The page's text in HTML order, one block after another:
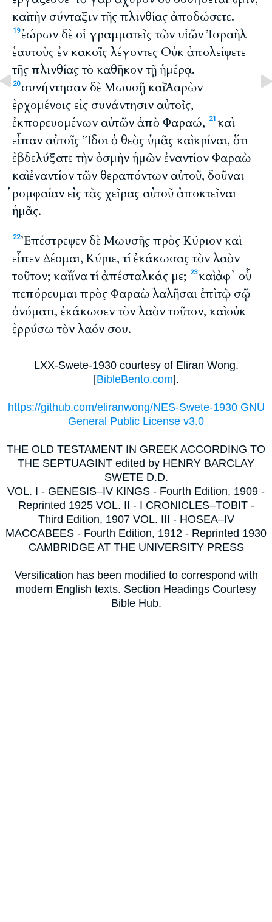
καὶ τὴν σύνταξιν τῆς πλινθίας ἀποδώσετε.
19 ἑώρων δὲ οἱ γραμματεῖς τῶν υἱῶν Ἰσραὴλ
ἑαυτοὺς ἐν κακοῖς λέγοντες Οὐκ ἀπολείψετε
τῆς πλινθίας τὸ καθῆκον τῇ ἡμέρᾳ.
20 συνήντησαν δὲ Μωυσῇ καὶ Ἀαρὼν
ἐρχομένοις εἰς συνάντησιν αὐτοῖς,
ἐκπορευομένων αὐτῶν ἀπὸ Φαραώ,
21 καὶ
εἶπαν αὐτοῖς Ἴδοι ὁ θεὸς ὑμᾶς καὶ κρίναι, ὅτι
ἐβδελύξατε τὴν ὀσμὴν ἡμῶν ἐναντίον Φαραὼ
καὶ ἐναντίον τῶν θεραπόντων αὐτοῦ, δοῦναι
ῥομφαίαν εἰς τὰς χεῖρας αὐτοῦ ἀποκτεῖναι
ἡμᾶς.
22Ἐπέστρεψεν δὲ Μωυσῆς πρὸς Κύριον καὶ
εἶπεν Δέομαι, Κύριε, τί ἐκάκωσας τὸν λαὸν
τοῦτον; καὶ ἵνα τί ἀπέσταλκάς με;
23καὶ ἀφ᾽ οὗ
πεπόρευμαι πρὸς Φαραὼ λαλῆσαι ἐπὶ τῷ σῷ
ὀνόματι, ἐκάκωσεν τὸν λαὸν τοῦτον, καὶ οὐκ
ἐρρύσω τὸν λαόν σου.
LXX-Swete-1930 courtesy of Eliran Wong.
[BibleBento.com].
https://github.com/eliranwong/NES-Swete-1930 GNU
General Public License v3.0
THE OLD TESTAMENT IN GREEK ACCORDING TO
THE SEPTUAGINT edited by HENRY BARCLAY
SWETE D.D.
VOL. I - GENESIS–IV KINGS - Fourth Edition, 1909 -
Reprinted 1925 VOL. II - I CRONICLES–TOBIT -
Third Edition, 1907 VOL. III - HOSEA–IV
MACCABEES - Fourth Edition, 1912 - Reprinted 1930
CAMBRIDGE AT THE UNIVERSITY PRESS
Versification has been modified to correspond with
modern English texts. Section Headings Courtesy
Bible Hub.